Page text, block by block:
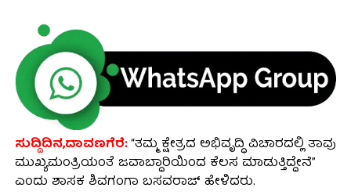
ಸುದ್ದಿದಿನ,ದಾವಣಗೆರೆ:“ತಮ್ಮ ಕ್ಷೇತ್ರದ ಅಭಿವೃದ್ಧಿ ವಿಚಾರದಲ್ಲಿ ತಾವು
ಮುಖ್ಯಮಂತ್ರಿಯಂತೆ ಜವಾಬ್ದಾರಿಯಿಂದ ಕೆಲಸ ಮಾಡುತ್ತಿದ್ದೇನೆ”
ಎಂದು ಶಾಸಕ ಶಿವಗಂಗಾ ಬಸವರಾಜ್ ಹೇಳಿದರು.